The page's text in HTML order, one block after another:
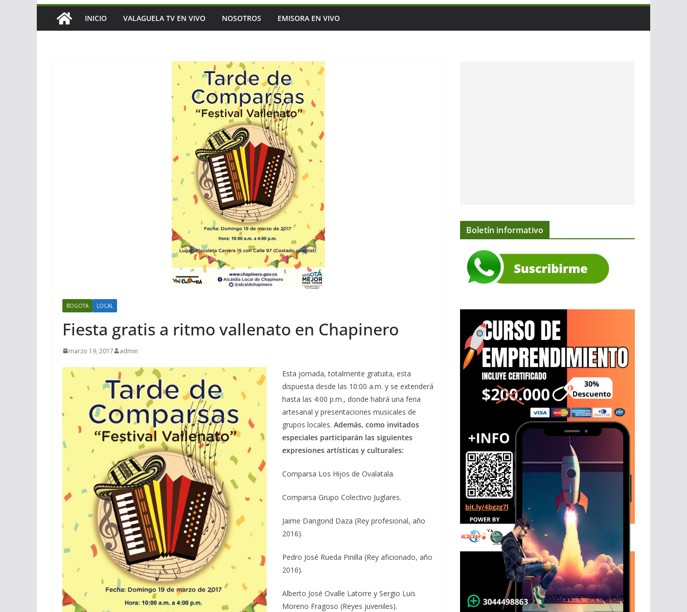
INICIO VALAGUELA TV EN VIVO NOSOTROS EMISORA EN VIVO
BOGOTA LOCAL
Fiesta gratis a ritmo vallenato en Chapinero
marzo 19, 2017 admin
Esta jornada, totalmente gratuita, esta
dispuesta desde las 10:00 a.m. y se extenderá
hasta las 4:00 p.m., donde habrá una feria
artesanal y presentaciones musicales de
grupos locales. Además, como invitados
especiales participarán las siguientes
expresiones artísticas y culturales:
Comparsa Los Hijos de Ovalatala.
Comparsa Grupo Colectivo Juglares.
Jaime Dangond Daza (Rey profesional, año
2016).
Pedro José Rueda Pinilla (Rey aficionado, año
2016).
Alberto José Ovalle Latorre y Sergio Luis
Moreno Fragoso (Reyes juveniles).
Boletín informativo